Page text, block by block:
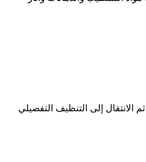
الانتقال إلى التنظيف التفصيلي